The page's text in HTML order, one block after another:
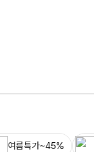
여름특가~45%